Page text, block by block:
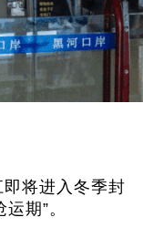
将进入冬季封
期”。